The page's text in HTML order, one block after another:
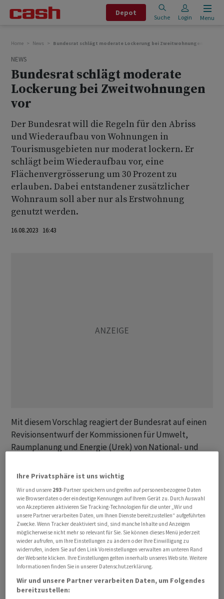
Depot
Suche Login Menu
Home News Bundesrat schlägt moderate Lockerung bei Zweitwohnungen vor
NEWS
Bundesrat schlägt moderate
Lockerung bei Zweitwohnungen
vor
Der Bundesrat will die Regeln für den Abriss
und Wiederaufbau von Wohnungen in
Tourismusgebieten nur moderat lockern. Er
schlägt beim Wiederaufbau vor, eine
Flächenvergrösserung um 30 Prozent zu
erlauben. Dabei entstandener zusätzlicher
Wohnraum soll aber nur als Erstwohnung
genutzt werden.
16.08.2023 16:43
Mit diesem Vorschlag reagiert der Bundesrat auf einen
Revisionsentwurf der Kommissionen für Umwelt,
Raumplanung und Energie (Urek) von National- und
Mittwoch mitteilte. Die Kommissionen wollen für
Nutzungseinschränkungen beim Wiederauf- und -
ausbau.
Als altrechtlich gelten vor der Volksabstimmung über
die Zweitwohnungsinitiative 2012 gebaute Wohnungen
in Gemeinden mit einem Zweitwohnungsanteil von über
20 Prozent. Diese altrechtlichen Wohnungen dürfen
aktuell frei genutzt und bei einem Umbau um 30
Ihre Privatsphäre ist uns wichtig
Wir und unsere 293-Partner speichern und greifen auf personenbezogene Daten
wie Browserdaten oder eindeutige Kennungen auf Ihrem Gerät zu. Durch Auswahl
von Akzeptieren aktivieren Sie Tracking-Technologien für die unter „Wir und
unsere Partner verarbeiten Daten, um Ihnen Dienste bereitzustellen“ aufgeführten
Zwecke. Wenn Tracker deaktiviert sind, sind manche Inhalte und Anzeigen
möglicherweise nicht mehr so relevant für Sie. Sie können dieses Menü jederzeit
wieder aufrufen, um Ihre Einstellungen zu ändern oder Ihre Einwilligung zu
widerrufen, indem Sie auf den Link Voreinstellungen verwalten am unteren Rand
der Webseite klicken. Ihre Einstellungen gelten innerhalb unseres Website. Weitere
Informationen finden Sie in unserer Datenschutzerklärung.
Wir und unsere Partner verarbeiten Daten, um Folgendes
bereitzustellen: